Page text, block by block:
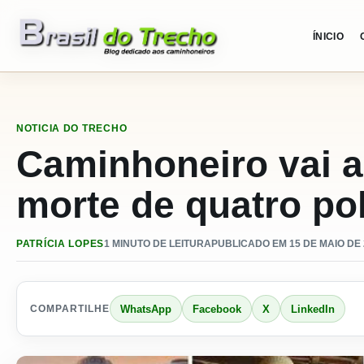
ÍNICIO
NOTICIA DO TRECHO
Caminhoneiro vai
morte de quatro
PATRÍCIA LOPES1 MINUTO DE LEITURAPUBLICADO EM 15 DE MAIO
COMPARTILHE WhatsApp Facebook X LinkedIn